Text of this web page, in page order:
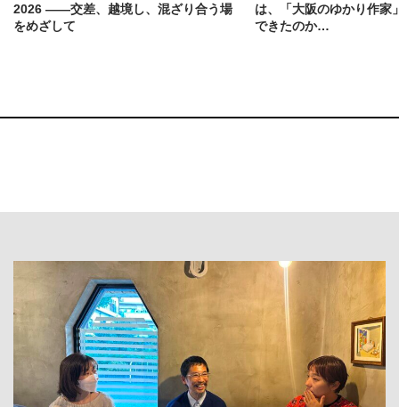
2026 ——交差、越境し、混ざり合う場
をめざして
は、「大阪のゆかり作家
できたのか…